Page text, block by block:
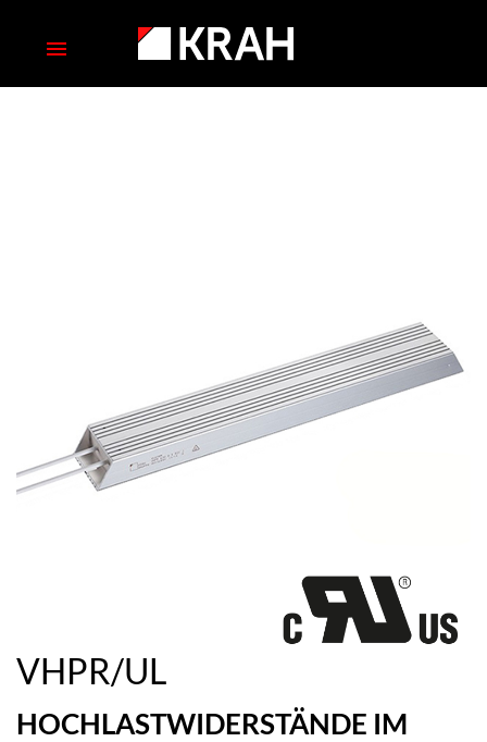
VHPR/UL
HOCHLASTWIDERSTÄNDE IM